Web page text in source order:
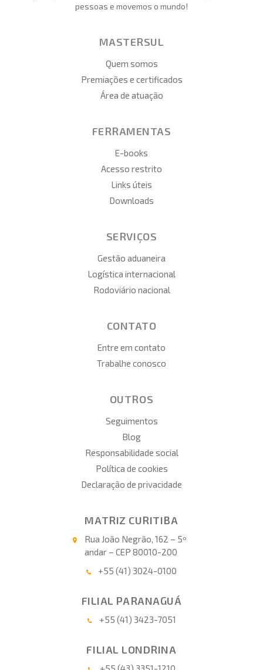
pessoas e movemos o mundo!
MASTERSUL
Quem somos
Premiações e certificados
Área de atuação
FERRAMENTAS
E-books
Acesso restrito
Links úteis
Downloads
SERVIÇOS
Gestão aduaneira
Logística internacional
Rodoviário nacional
CONTATO
Entre em contato
Trabalhe conosco
OUTROS
Seguimentos
Blog
Responsabilidade social
Política de cookies
Declaração de privacidade
MATRIZ CURITIBA
Rua João Negrão, 162 – 5º
andar – CEP 80010-200
+55 (41) 3024-0100
FILIAL PARANAGUÁ
+55 (41) 3423-7051
FILIAL LONDRINA